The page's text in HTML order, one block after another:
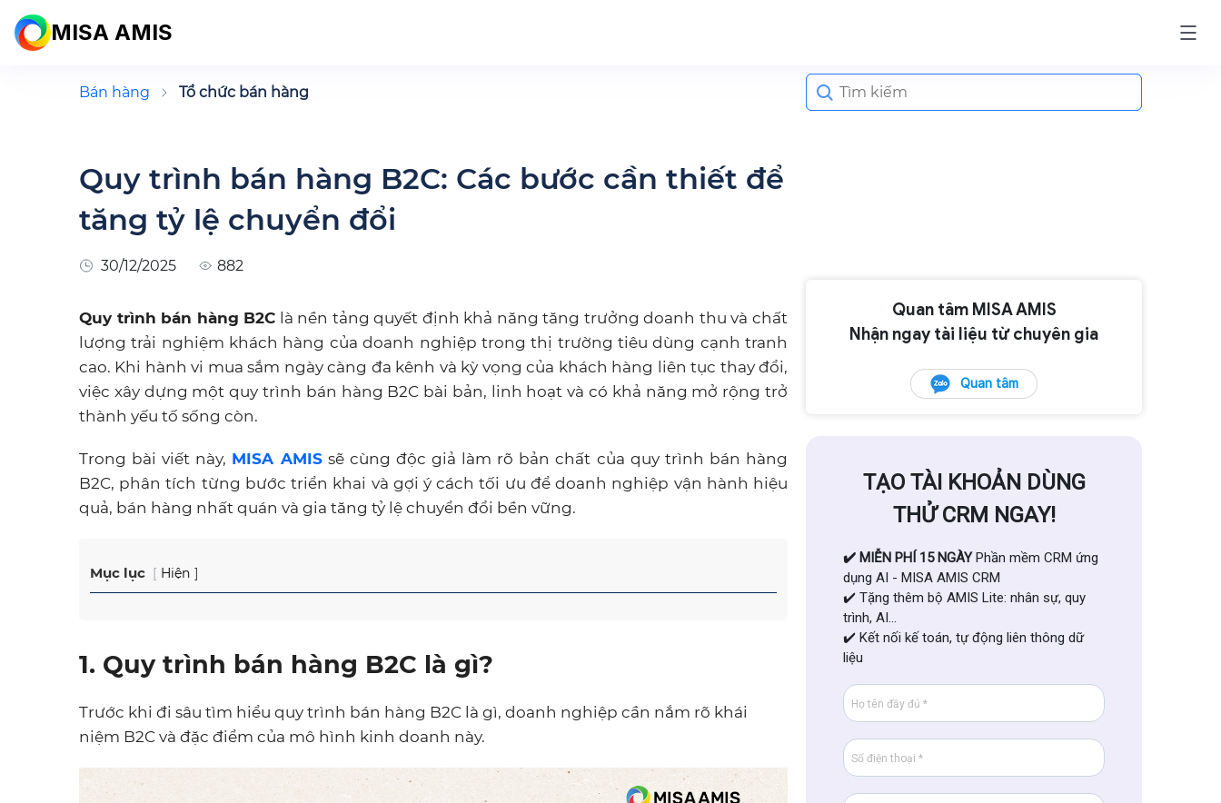
MISA AMIS
Bán hàng Tổ chức bán hàng
Search
for:
Quy trình bán hàng B2C: Các bước cần thiết để
tăng tỷ lệ chuyển đổi
30/12/2025 882
Quy trình bán hàng B2C là nền tảng quyết định khả năng tăng trưởng doanh thu và chất
lượng trải nghiệm khách hàng của doanh nghiệp trong thị trường tiêu dùng cạnh tranh
cao. Khi hành vi mua sắm ngày càng đa kênh và kỳ vọng của khách hàng liên tục thay đổi,
việc xây dựng một quy trình bán hàng B2C bài bản, linh hoạt và có khả năng mở rộng trở
thành yếu tố sống còn.
Trong bài viết này, MISA AMISsẽ cùng độc giả làm rõ bản chất của quy trình bán hàng
B2C, phân tích từng bước triển khai và gợi ý cách tối ưu để doanh nghiệp vận hành hiệu
quả, bán hàng nhất quán và gia tăng tỷ lệ chuyển đổi bền vững.
Mục lục Hiện
1. Quy trình bán hàng B2C là gì?
Trước khi đi sâu tìm hiểu quy trình bán hàng B2C là gì, doanh nghiệp cần nắm rõ khái
niệm B2C và đặc điểm của mô hình kinh doanh này.
Quan tâm MISA AMIS
Nhận ngay tài liệu từ chuyên gia
Quan tâm
TẠO TÀI KHOẢN DÙNG
THỬ CRM NGAY!
✔️ MIỄN PHÍ 15 NGÀY Phần mềm CRM ứng
dụng AI - MISA AMIS CRM
✔️ Tặng thêm bộ AMIS Lite: nhân sự, quy
trình, AI...
✔️ Kết nối kế toán, tự động liên thông dữ
liệu